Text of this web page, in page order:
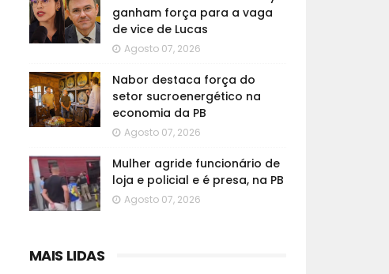
ganham força para a vaga
de vice de Lucas
Agosto 07, 2026
Nabor destaca força do
setor sucroenergético na
economia da PB
Agosto 07, 2026
Mulher agride funcionário de
loja e policial e é presa, na PB
Agosto 07, 2026
MAIS LIDAS